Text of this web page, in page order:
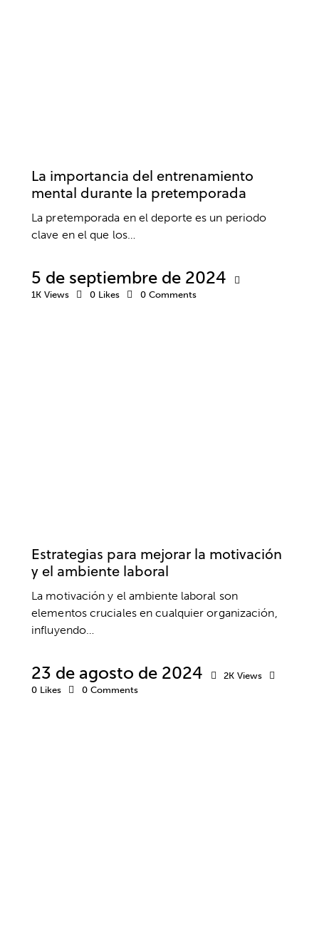
La importancia del entrenamiento
mental durante la pretemporada
La pretemporada en el deporte es un periodo
clave en el que los…
5 de septiembre de 2024
1K Views 0 Likes 0 Comments
Estrategias para mejorar la motivación
y el ambiente laboral
La motivación y el ambiente laboral son
elementos cruciales en cualquier organización,
influyendo…
23 de agosto de 2024 2K Views
0 Likes 0 Comments